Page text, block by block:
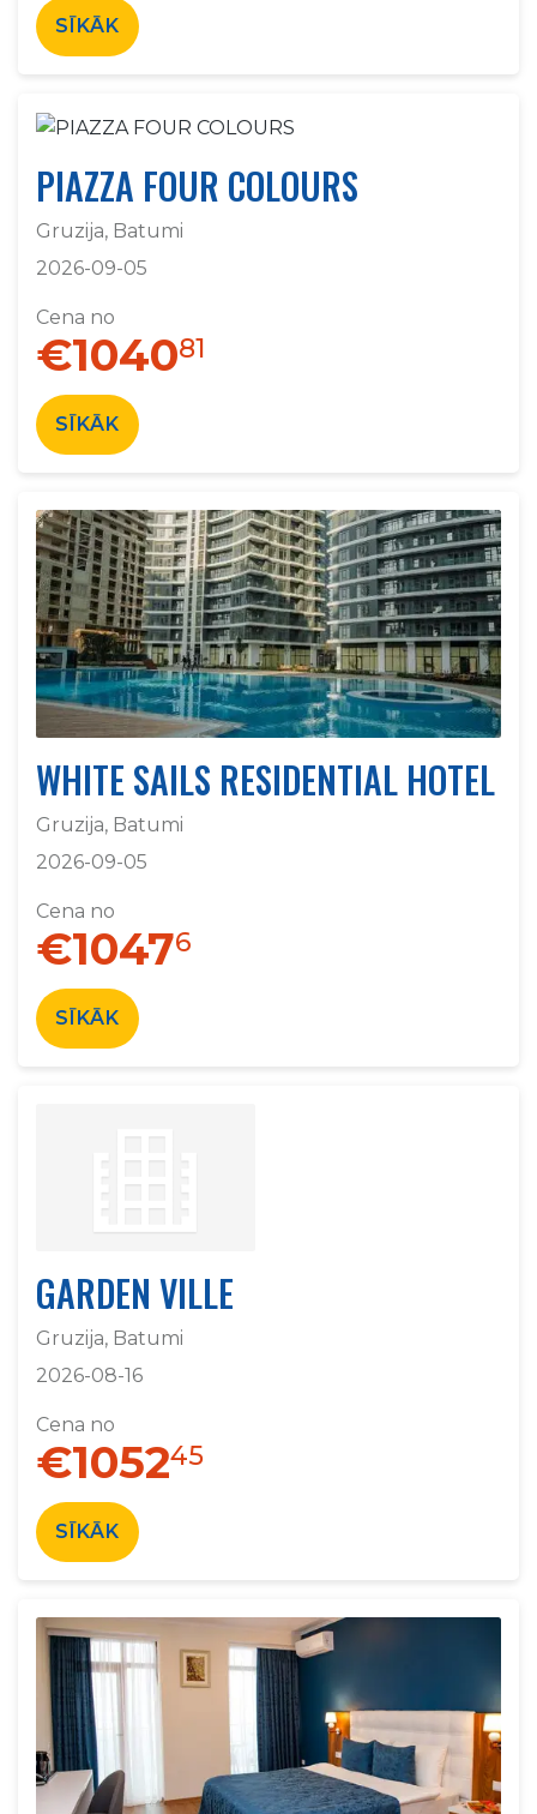
SĪKĀK
PIAZZA FOUR COLOURS
Gruzija, Batumi
2026-09-05
Cena no
€104081
SĪKĀK
WHITE SAILS RESIDENTIAL HOTEL
Gruzija, Batumi
2026-09-05
Cena no
€10476
SĪKĀK
GARDEN VILLE
Gruzija, Batumi
2026-08-16
Cena no
€105245
SĪKĀK